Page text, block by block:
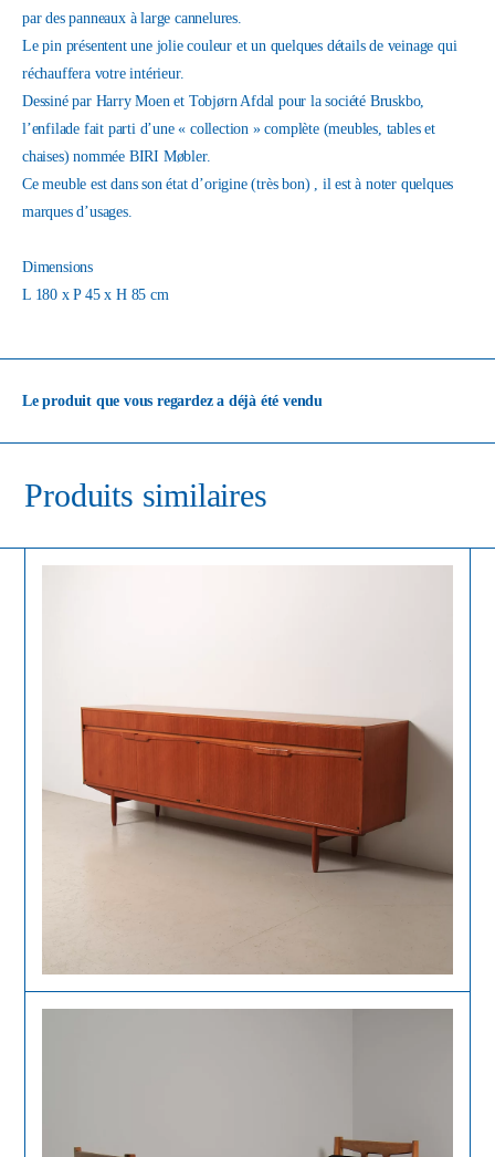
par des panneaux à large cannelures.
Le pin présentent une jolie couleur et un quelques détails de veinage qui
réchauffera votre intérieur.
Dessiné par Harry Moen et Tobjørn Afdal pour la société Bruskbo,
l’enfilade fait parti d’une « collection » complète (meubles, tables et
chaises) nommée BIRI Møbler.
Ce meuble est dans son état d’origine (très bon) , il est à noter quelques
marques d’usages.
Dimensions
L 180 x P 45 x H 85 cm
Le produit que vous regardez a déjà été vendu
Produits similaires